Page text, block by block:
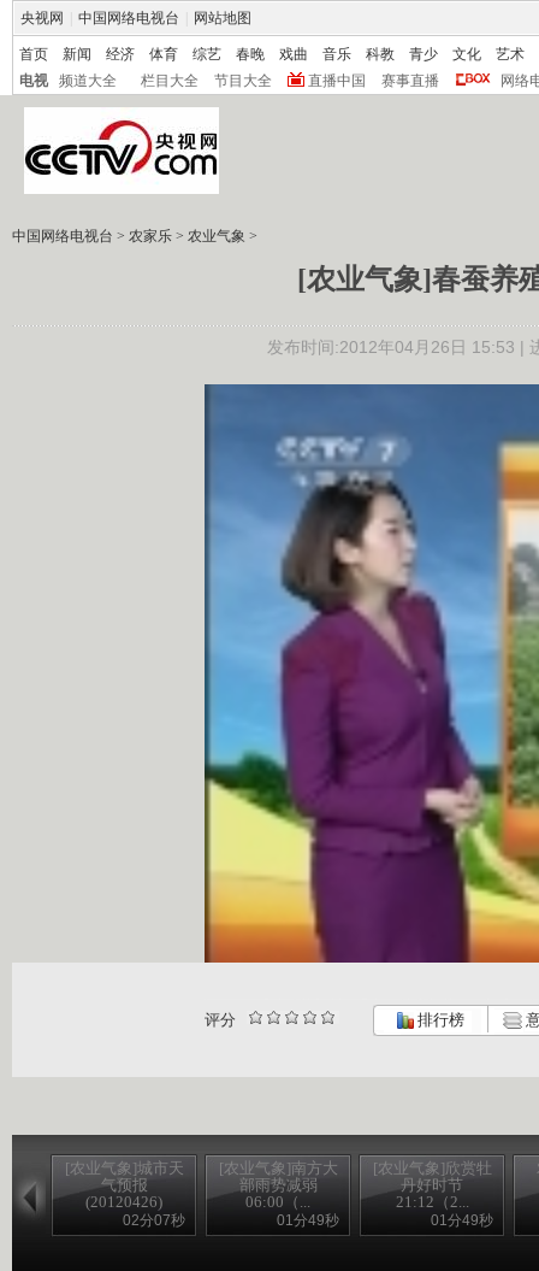
央视网 中国网络电视台 网站地图
首页 新闻 经济 体育 综艺 春晚 戏曲 音乐 科教 青少 文化
艺术
电视
频道大全 栏目大全 节目大全 直播中国 赛事直播 网络
中国网络电视台 > 农家乐 > 农业气象 >
[农业气象]春蚕养
发布时间:2012年04月26日 15:53 |
评分 排行榜
[农业气象]城市天
气预报
(20120426)
02分07秒
[农业气象]南方大
部雨势减弱
06:00（...
01分49秒
[农业气象]欣赏牡
丹好时节
21:12（2...
01分49秒